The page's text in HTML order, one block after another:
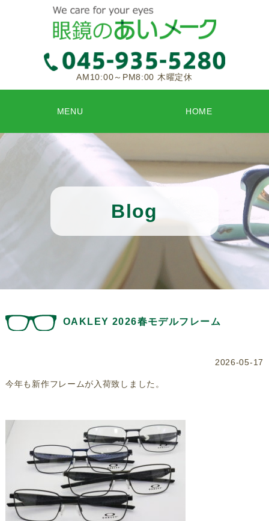
AM10:00～PM8:00 木曜定休
MENU HOME
Blog
OAKLEY 2026春モデルフレーム
2026-05-17
今年も新作フレームが入荷致しました。